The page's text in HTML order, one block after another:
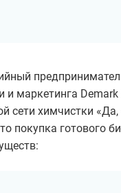
и маркетинга Demark
сети химчистки «Да,
покупка готового